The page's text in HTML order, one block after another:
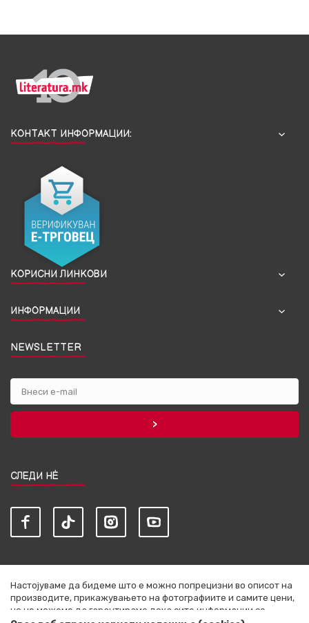
КОНТАКТ ИНФОРМАЦИИ:
КОРИСНИ ЛИНКОВИ
ИНФОРМАЦИИ
NEWSLETTER
СЛЕДИ НЀ
Настојуваме да бидеме што е можно попрецизни во описот на
производите, прикажувањето на фотографиите и самите цени,
но не можеме да гарантираме дека сите информации се